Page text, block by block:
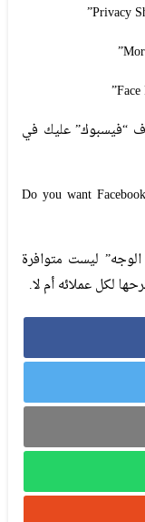
“فيسبوك” عليك في
?Do you want
ليست متوافرة
لكل عملائه أم لا.